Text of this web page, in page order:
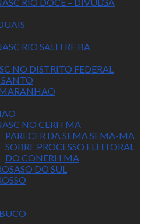
RIO SALITRE BA
NO DISTRITO FEDERAL
SANTO
NO CERH MA
PARECER DA SEMA SEMA-MA
SOBRE PROCESSO ELEITORAL
DO CONERH MA
DO SUL